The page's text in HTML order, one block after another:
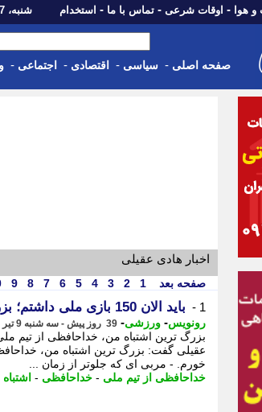
و هوا - اوقات شرعی - تماس با ما - استخدام شنبه، 17 مرداد 1405 - Sat, 08th Aug 2026
صفحه اصلی - سیاسی - اقتصادی - اجتماعی -
اخبار هادی عقیلی
صفحه بعد 1
2
3
4
5
6
7
8
9
1 - باید الان 150 بازی ملی داشتم؛ بزرگترین اشتباهم خداحافظی بود
رونویس- ورزشی- 39 روز پیش - سه شنبه 9 تیر 1405، 11:49
بزرگ ترین اشتباه من، خداحافظی از تیم
عقیلی گفت: بزرگ ترین اشتباه من،
خورم. - مربی ای که جلوتر از زمان ...
خداحافظی از تیم ملی - خداحافظی - اشتباه